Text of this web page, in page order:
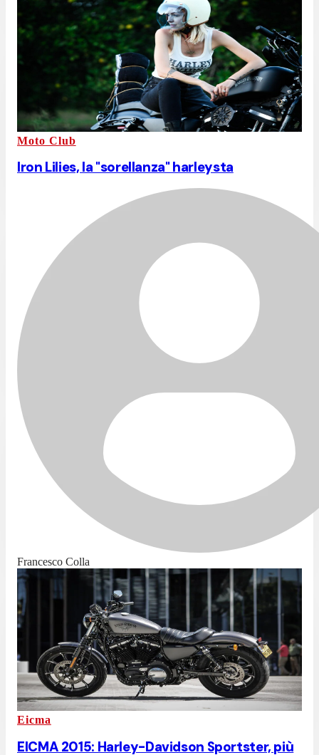
Moto Club
Iron Lilies, la "sorellanza" harleysta
Francesco Colla
Eicma
EICMA 2015: Harley-Davidson Sportster, più